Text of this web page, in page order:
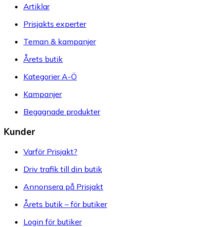
Artiklar
Prisjakts experter
Teman & kampanjer
Årets butik
Kategorier A-Ö
Kampanjer
Begagnade produkter
Kunder
Varför Prisjakt?
Driv trafik till din butik
Annonsera på Prisjakt
Årets butik – för butiker
Login för butiker